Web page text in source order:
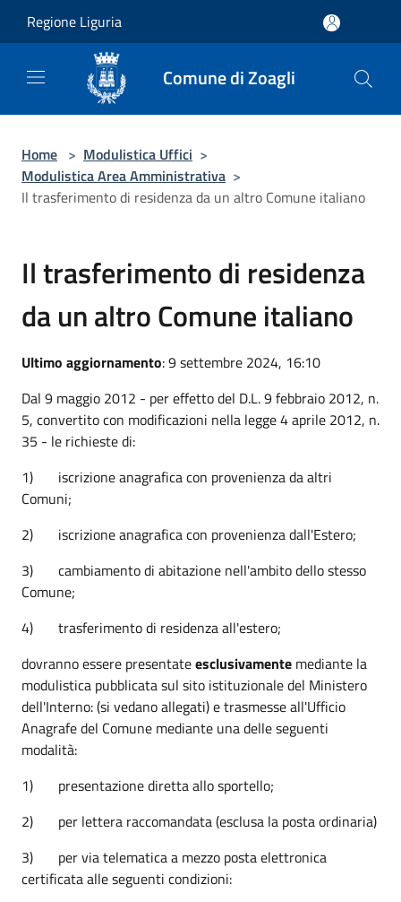
Regione Liguria
Comune di Zoagli
Home > Modulistica Uffici >
Modulistica Area Amministrativa >
Il trasferimento di residenza da un altro Comune italiano
Il trasferimento di residenza
da un altro Comune italiano
Ultimo aggiornamento: 9 settembre 2024, 16:10
Dal 9 maggio 2012 - per effetto del D.L. 9 febbraio 2012, n.
5, convertito con modificazioni nella legge 4 aprile 2012, n.
35 - le richieste di:
1) iscrizione anagrafica con provenienza da altri
Comuni;
2) iscrizione anagrafica con provenienza dall'Estero;
3) cambiamento di abitazione nell'ambito dello stesso
Comune;
4) trasferimento di residenza all'estero;
dovranno essere presentateesclusivamente mediante la
modulistica pubblicata sul sito istituzionale del Ministero
dell'Interno: (si vedano allegati) e trasmesse all'Ufficio
Anagrafe del Comune mediante una delle seguenti
modalità:
1) presentazione diretta allo sportello;
2) per lettera raccomandata (esclusa la posta ordinaria)
3) per via telematica a mezzo posta elettronica
certificata alle seguenti condizioni: